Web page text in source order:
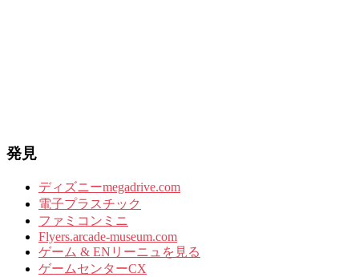
発見
ディズニーmegadrive.com
電子プラスチック
ファミコンミニ
Flyers.arcade-museum.com
ゲーム & ENリーニュを見る
ゲームセンターCX